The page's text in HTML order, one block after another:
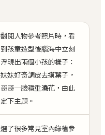
翻閱人物參考照片時，看
到孩童造型後腦海中立刻
浮現出兩個小孩的樣子：
妹妹好奇調皮去摸葉子，
哥哥一臉穩重澆花，由此
定下主題。
選了很多常見室內綠植參